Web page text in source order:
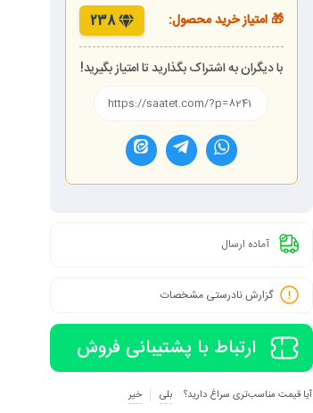
🎁 امتیاز خرید محصول: 238
با دیگران به اشتراک بگذارید تا امتیاز بگیرید!
آماده ارسال
گزارش نادرستی مشخصات
ارتباط با پشتیبانی فروش
آیا قیمت مناسب‌تری سراغ دارید؟ بلی خیر